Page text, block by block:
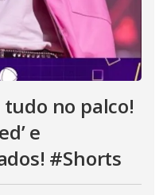
no palco!
e
#Shorts